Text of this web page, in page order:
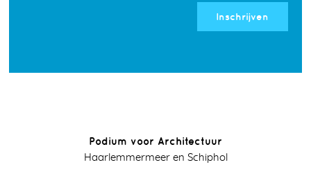
Inschrijven
Podium voor Architectuur
Haarlemmermeer en Schiphol